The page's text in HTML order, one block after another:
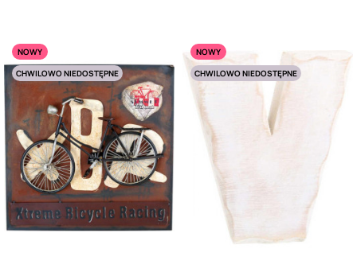
NOWY
CHWILOWO NIEDOSTĘPNE
NOWY
CHWILOWO NIEDOSTĘPNE